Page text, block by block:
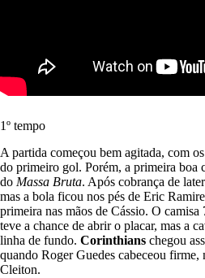
1º tempo
A partida começou bem agitada, com
do primeiro gol. Porém, a primeira boa
do Massa Bruta. Após cobrança de
mas a bola ficou nos pés de Eric
primeira nas mãos de Cássio. O camisa
teve a chance de abrir o placar, mas a
linha de fundo. Corinthians chegou
quando Roger Guedes cabeceou firme,
Cleiton.